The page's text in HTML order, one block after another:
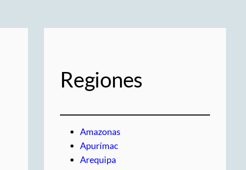
Regiones
Amazonas
Apurímac
Arequipa